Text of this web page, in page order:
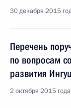
30 декабря 2015
Перечень
по вопросам
развития
2 октября 2015